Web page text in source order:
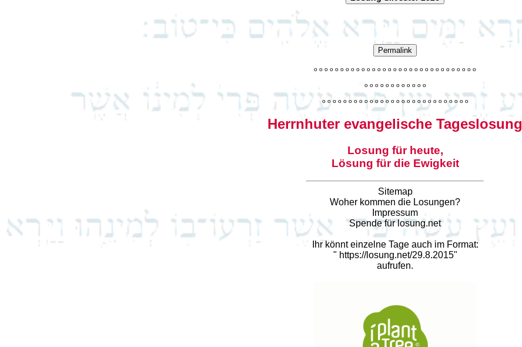
Permalink
o o o o o o o o o o o o o o o o o o o o o o o o o o o o o o o
o o o o o o o o o o o o
o o o o o o o o o o o o o o o o o o o o o o o o o o o o
Herrnhuter evangelische Tageslosung
Losung für heute,
Lösung für die Ewigkeit
Sitemap
Woher kommen die Losungen?
Impressum
Spende für losung.net
Ihr könnt einzelne Tage auch im Format:
" https://losung.net/29.8.2015"
aufrufen.